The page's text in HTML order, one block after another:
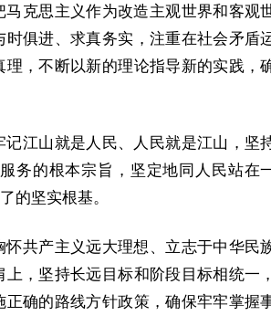
克思主义作为改造主观世界和客观
俱进、求真务实，注重在社会矛盾
，不断以新的理论指导新的实践，
江山就是人民、人民就是江山，坚
务的根本宗旨，坚定地同人民站在
的坚实根基。
共产主义远大理想、立志于中华民
，坚持长远目标和阶段目标相统一，
确的路线方针政策，确保牢牢掌握